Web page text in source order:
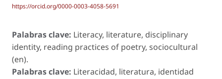
https://orcid.org/0000-0003-4058-5691
Palabras clave: Literacy, literature, disciplinary
identity, reading practices of poetry, sociocultural
(en).
Palabras clave: Literacidad, literatura, identidad